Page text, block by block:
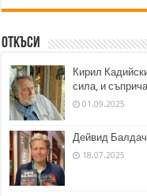
Откъси
Кирил
сила, и
01.09.2025
Дейвид
18.07.2025